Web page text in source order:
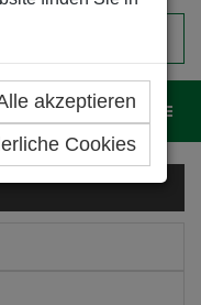
akzeptieren
Cookies